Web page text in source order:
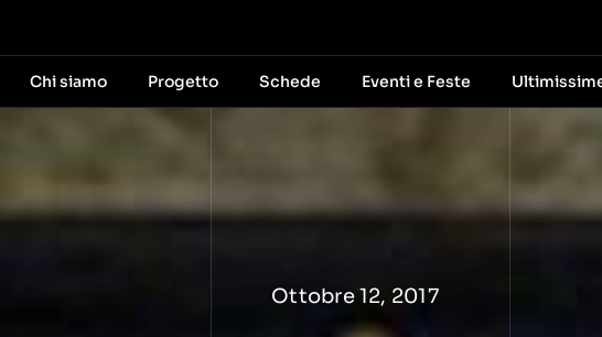
Chi siamo Progetto Schede Eventi e Feste
Ottobre 12, 2017